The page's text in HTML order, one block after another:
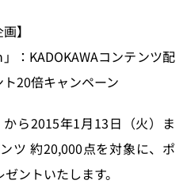
】
：KADOKAWAコンテンツ配
20倍キャンペーン
ら2015年1月13日（火）ま
ツ 約20,000点を対象に、ポ
ントいたします。